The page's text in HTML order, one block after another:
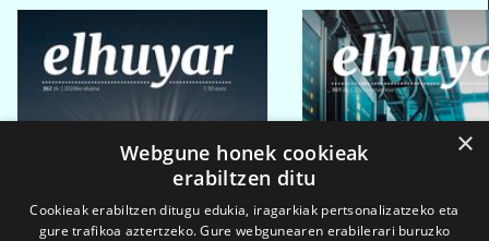
×
Webgune honek cookieak
erabiltzen ditu
Cookieak erabiltzen ditugu edukia, iragarkiak pertsonalizatzeko eta
gure trafikoa aztertzeko. Gure webgunearen erabilerari buruzko